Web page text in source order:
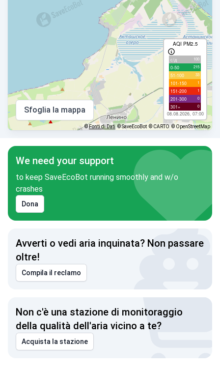
AQI PM2.5
с/д 100
0-50 215
51-100 33
101-150 1
151-200 1
201-300 0
301+ 0
08.08.2026, 07:00
Sfoglia la mappa
© Fonti di Dati © SaveEcoBot © CARTO © OpenStreetMap
We need your support
to keep SaveEcoBot running smoothly and w/o
crashes
Dona
Avverti o vedi aria inquinata? Non passare
oltre!
Compila il reclamo
Non c'è una stazione di monitoraggio
della qualità dell'aria vicino a te?
Acquista la stazione